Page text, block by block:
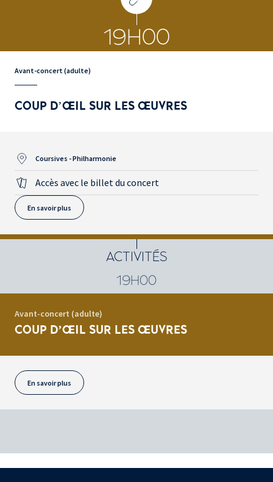
19H00
Avant-concert (adulte)
COUP D’ŒIL SUR LES ŒUVRES
Coursives - Philharmonie
Accès avec le billet du concert
En savoir plus
ACTIVITÉS
19H00
Avant-concert (adulte)
COUP D’ŒIL SUR LES ŒUVRES
En savoir plus